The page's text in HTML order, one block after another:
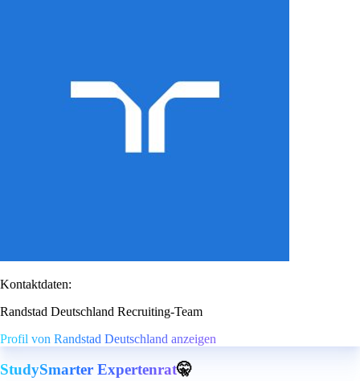
Kontaktdaten:
Randstad Deutschland Recruiting-Team
Profil von Randstad Deutschland anzeigen
StudySmarter Expertenrat🤫